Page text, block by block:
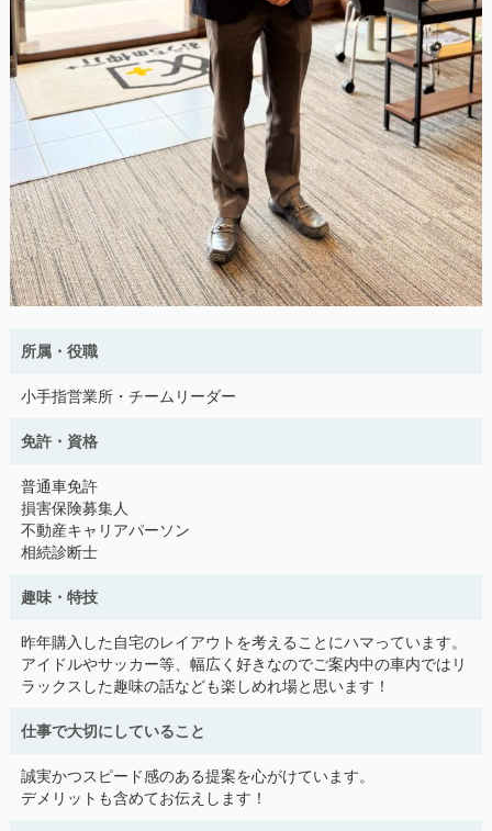
所属・役職
小手指営業所・チームリーダー
免許・資格
普通車免許
損害保険募集人
不動産キャリアパーソン
相続診断士
趣味・特技
昨年購入した自宅のレイアウトを考えることにハマっています。
アイドルやサッカー等、幅広く好きなのでご案内中の車内ではリ
ラックスした趣味の話なども楽しめれ場と思います！
仕事で大切にしていること
誠実かつスピード感のある提案を心がけています。
デメリットも含めてお伝えします！